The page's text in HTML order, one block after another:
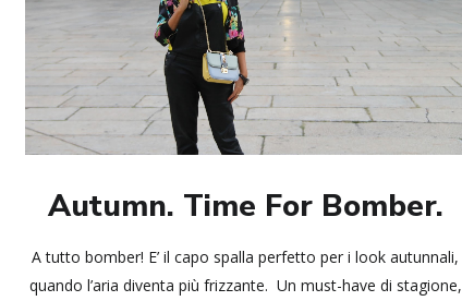
Autumn. Time For Bomber.
A tutto bomber! E’ il capo spalla perfetto per i look autunnali,
quando l’aria diventa più frizzante. Un must-have di stagione,